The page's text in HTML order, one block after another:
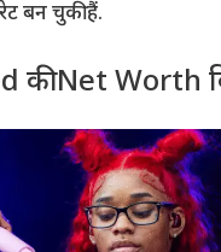
बन चुकी हैं.
की Net Worth